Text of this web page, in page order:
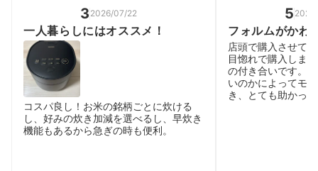
3 2026/07/22
一人暮らしにはオススメ！
コスパ良し！お米の銘柄ごとに炊ける
し、好みの炊き加減を選べるし、早炊き
機能もあるから急ぎの時も便利。
5
フォルムがかわ
店頭で購入させて
目惚れで購入しま
の付き合いです。
いのかによってモ
き、とても助かっ